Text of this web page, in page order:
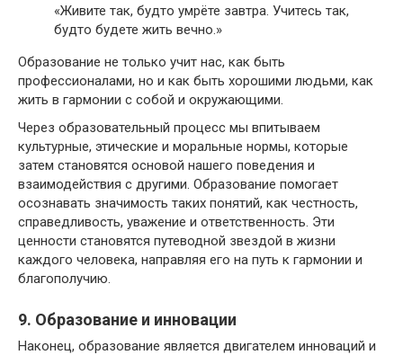
«Живите так, будто умрёте завтра. Учитесь так,
будто будете жить вечно.»
Образование не только учит нас, как быть
профессионалами, но и как быть хорошими людьми, как
жить в гармонии с собой и окружающими.
Через образовательный процесс мы впитываем
культурные, этические и моральные нормы, которые
затем становятся основой нашего поведения и
взаимодействия с другими. Образование помогает
осознавать значимость таких понятий, как честность,
справедливость, уважение и ответственность. Эти
ценности становятся путеводной звездой в жизни
каждого человека, направляя его на путь к гармонии и
благополучию.
9. Образование и инновации
Наконец, образование является двигателем инноваций и